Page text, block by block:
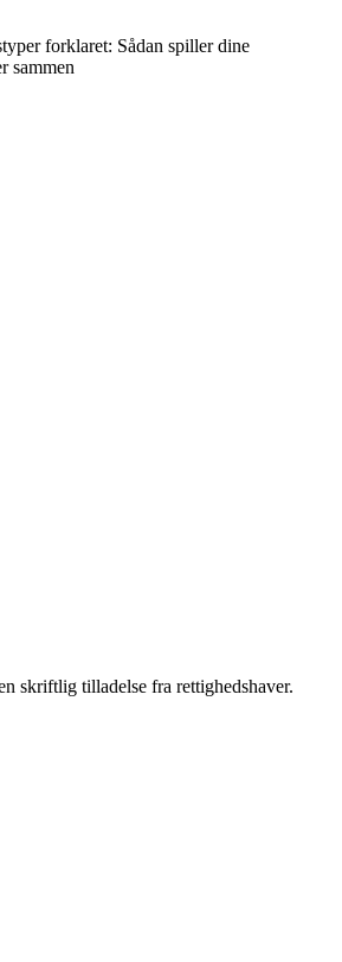
forklaret: Sådan spiller dine
sammen
skriftlig tilladelse fra rettighedshaver.